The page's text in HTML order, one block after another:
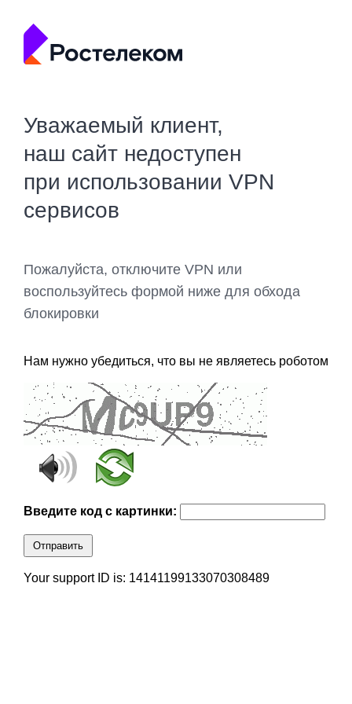
Уважаемый клиент,
наш сайт недоступен
при использовании VPN
сервисов
Пожалуйста, отключите VPN или
воспользуйтесь формой ниже для обхода
блокировки
Нам нужно убедиться, что вы не являетесь роботом
Введите код с картинки:
Отправить
Your support ID is: 14141199133070308489